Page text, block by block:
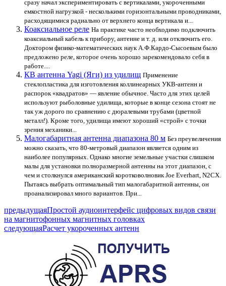
сразу начал экспериментировать с вертикалами, укороченными
емкостной нагрузкой - несколькими горизонтальными проводниками,
расходящимися радиально от верхнего конца вертикала и...
Коаксиальное реле На практике часто необходимо подключить
коаксиальный кабель к прибору, антенне и т. д. или отключить его.
Доктором физико-математических наук А.Ф.Кардо-Сысоевым было
предложено реле, которое очень хорошо зарекомендовало себя в
работе....
КВ антенна Yagi (Яги) из удилищ Применение
стеклопластика для изготовления коллинеарных УКВ-антенн и
распорок «квадратов» — явление обычное. Часто для этих целей
используют рыболовные удилища, которые в конце сезона стоят не
так уж дорого по сравнению с дюралевыми трубами (цветной
металл!). Кроме того, удилища имеют хороший «строй» с точки
зрения механики...
Малогабаритная антенна диапазона 80 м Без преувеличения
можно сказать, что 80-метровый диапазон является одним из
наиболее популярных. Однако многие земельные участки слишком
малы для установки полноразмерной антенны на этот диапазон, с
чем и столкнулся американский коротковолновик Joe Everhart, N2CX.
Пытаясь выбрать оптимальный тип малогабаритной антенны, он
проанализировал много вариантов. При...
предыдущаяПростой аудиоинтерфейс цифровых видов связи
на магнитофонных магнитных головках
следующаяРасчет укороченных антенн